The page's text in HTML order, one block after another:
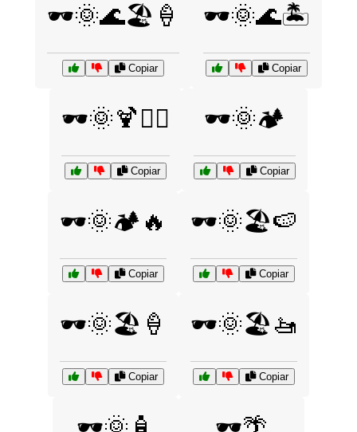
🕶️🌞🌊🏖️🍦
Copiar
🕶️🌞🌊🏝️
Copiar
🕶️🌞🍹🏄‍♀️
Copiar
🕶️🌞🏕️
Copiar
🕶️🌞🏕️🔥
Copiar
🕶️🌞🏖️🍉
Copiar
🕶️🌞🏖️🍦
Copiar
🕶️🌞🏖️🚤
Copiar